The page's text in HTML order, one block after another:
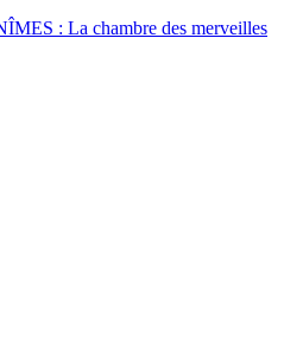
: La chambre des merveilles